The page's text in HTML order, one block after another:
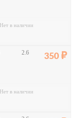
Нет в наличии
2.6 350
Нет в наличии